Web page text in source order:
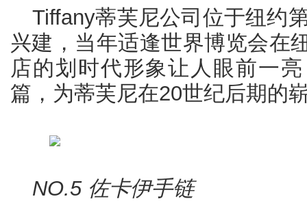
Tiffany蒂芙尼公司位于纽约
兴建，当年适逢世界博览会在
店的划时代形象让人眼前一
篇，为蒂芙尼在20世纪后期的
NO.5 佐卡伊手链